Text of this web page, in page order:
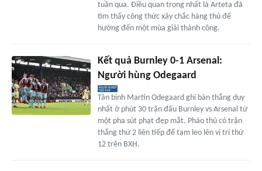
tuần qua. Điều quan trọng nhất là Arteta đã
tìm thấy công thức xây chắc hàng thủ để
hướng đến một mùa giải thành công.
Kết quả Burnley 0-1 Arsenal:
Người hùng Odegaard
Tân binh Martin Odegaard ghi bàn thắng duy
nhất ở phút 30 trận đấu Burnley vs Arsenal từ
một pha sút phạt đẹp mắt. Pháo thủ có trận
thắng thứ 2 liên tiếp để tạm leo lên vị trí thứ
12 trên BXH.